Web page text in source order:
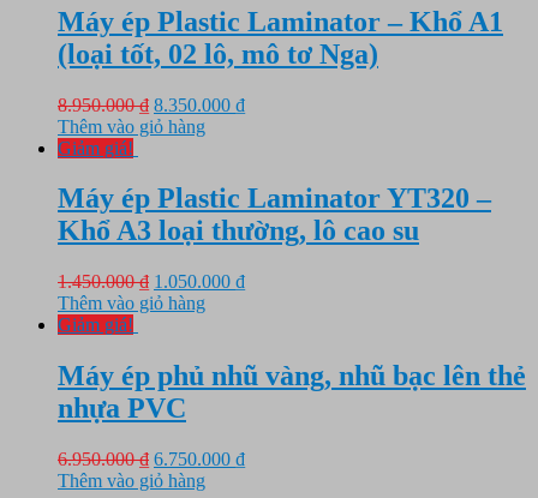
1.500.000 ₫.
Máy ép Plastic Laminator – Khổ A1
(loại tốt, 02 lô, mô tơ Nga)
8.950.000₫ Giá
gốc
8.350.000 ₫Giá
8.350.000 ₫.
Thêm vào giỏ hàng
Giảm giá!
Máy ép Plastic Laminator YT320 –
Khổ A3 loại thường, lô cao su
1.450.000₫ Giá
gốc
1.050.000 ₫Giá
1.050.000 ₫.
Thêm vào giỏ hàng
Giảm giá!
Máy ép phủ nhũ vàng, nhũ bạc lên thẻ
nhựa PVC
6.950.000₫ Giá
gốc
6.750.000 ₫Giá
Thêm vào giỏ hàng